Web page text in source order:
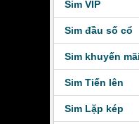
Sim VIP
Sim đầu số cổ
Sim khuyến mãi
Sim Tiến lên
Sim Lặp kép